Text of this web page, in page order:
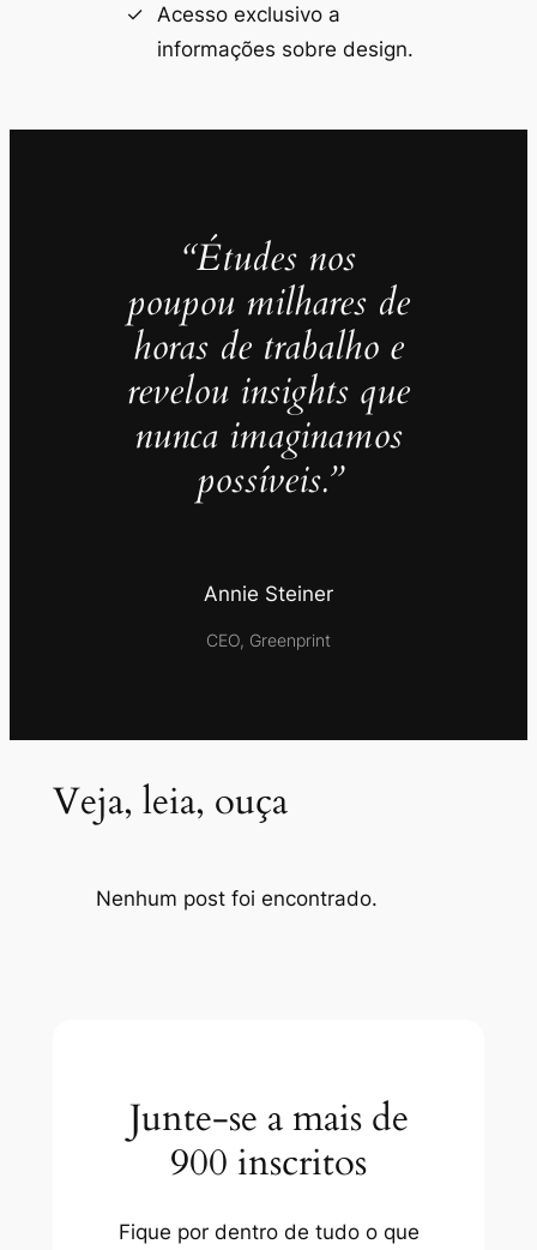
Acesso exclusivo a
informações sobre design.
“Études nos
poupou milhares de
horas de trabalho e
revelou insights que
nunca imaginamos
possíveis.”
Annie Steiner
CEO, Greenprint
Veja, leia, ouça
Nenhum post foi encontrado.
Junte-se a mais de
900 inscritos
Fique por dentro de tudo o que